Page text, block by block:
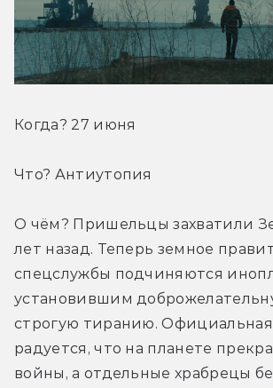
Когда? 27 июня
Что? Антиутопия
О чём? Пришельцы захватили
лет назад. Теперь земное
спецслужбы подчиняются
установившим
строгую тиранию. Официальная
радуется, что на планете
войны, а отдельные храбрецы